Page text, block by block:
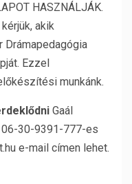
HASZNÁLJÁK.
akik
Drámapedagógia
Ezzel
munkánk.
Gaál
30-9391-777-es
e-mail címen lehet.